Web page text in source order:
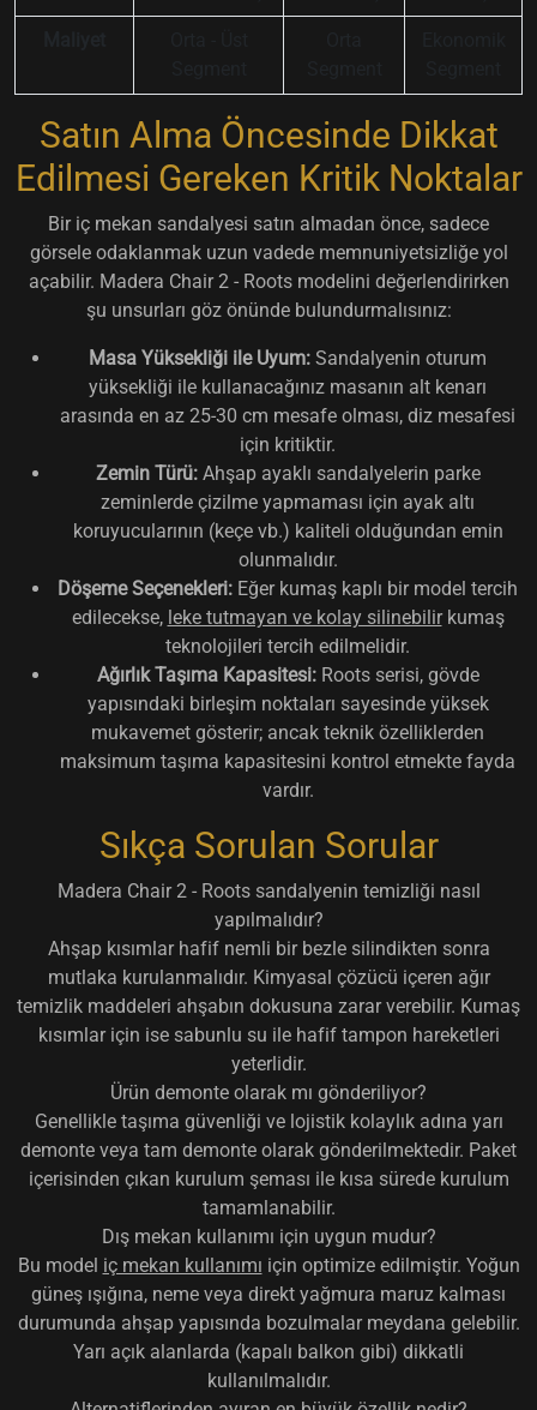
Satın Alma Öncesinde Dikkat
Edilmesi Gereken Kritik Noktalar
Bir iç mekan sandalyesi satın almadan önce, sadece
görsele odaklanmak uzun vadede memnuniyetsizliğe yol
açabilir. Madera Chair 2 - Roots modelini değerlendirirken
şu unsurları göz önünde bulundurmalısınız:
Masa Yüksekliği ile Uyum: Sandalyenin oturum
yüksekliği ile kullanacağınız masanın alt kenarı
arasında en az 25-30 cm mesafe olması, diz mesafesi
için kritiktir.
Zemin Türü:Ahşap ayaklı sandalyelerin parke
zeminlerde çizilme yapmaması için ayak altı
koruyucularının (keçe vb.) kaliteli olduğundan emin
olunmalıdır.
Döşeme Seçenekleri: Eğer kumaş kaplı bir model tercih
edilecekse, leke tutmayan ve kolay silinebilirkumaş
teknolojileri tercih edilmelidir.
Ağırlık Taşıma Kapasitesi:Roots serisi, gövde
yapısındaki birleşim noktaları sayesinde yüksek
mukavemet gösterir; ancak teknik özelliklerden
maksimum taşıma kapasitesini kontrol etmekte fayda
vardır.
Sıkça Sorulan Sorular
Madera Chair 2 - Roots sandalyenin temizliği nasıl
yapılmalıdır?
Ahşap kısımlar hafif nemli bir bezle silindikten sonra
mutlaka kurulanmalıdır. Kimyasal çözücü içeren ağır
temizlik maddeleri ahşabın dokusuna zarar verebilir. Kumaş
kısımlar için ise sabunlu su ile hafif tampon hareketleri
yeterlidir.
Ürün demonte olarak mı gönderiliyor?
Genellikle taşıma güvenliği ve lojistik kolaylık adına yarı
demonte veya tam demonte olarak gönderilmektedir. Paket
içerisinden çıkan kurulum şeması ile kısa sürede kurulum
tamamlanabilir.
Dış mekan kullanımı için uygun mudur?
Bu model iç mekan kullanımı için optimize edilmiştir. Yoğun
güneş ışığına, neme veya direkt yağmura maruz kalması
durumunda ahşap yapısında bozulmalar meydana gelebilir.
Yarı açık alanlarda (kapalı balkon gibi) dikkatli
kullanılmalıdır.